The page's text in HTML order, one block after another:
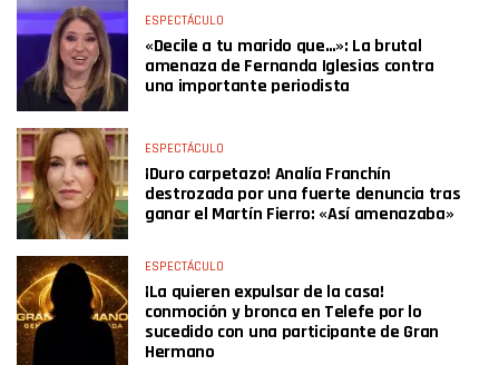
ESPECTÁCULO
«Decile a tu marido que…»: La brutal
amenaza de Fernanda Iglesias contra
una importante periodista
ESPECTÁCULO
¡Duro carpetazo! Analía Franchín
destrozada por una fuerte denuncia tras
ganar el Martín Fierro: «Así amenazaba»
ESPECTÁCULO
¡La quieren expulsar de la casa!
conmoción y bronca en Telefe por lo
sucedido con una participante de Gran
Hermano